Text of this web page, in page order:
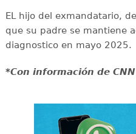
EL hijo del exmandatario,
que su padre se mantiene
diagnostico en mayo 2025.
*Con información de CNN